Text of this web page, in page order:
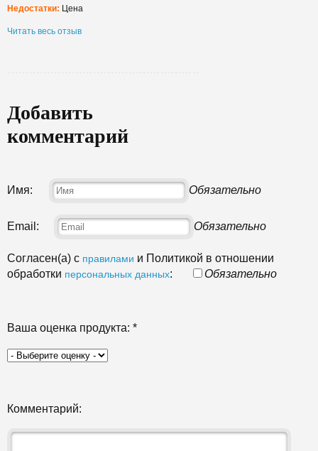
Недостатки: Цена
Читать весь отзыв
Добавить
комментарий
Имя: Обязательно
Email: Обязательно
Согласен(а) с правилами и Политикой в отношении
обработки персональных данных: Обязательно
Ваша оценка продукта: *
Комментарий: